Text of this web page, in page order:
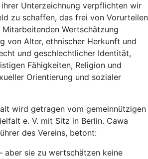
Unterzeichnung verpflichten wir
zu schaffen, das frei von Vorurteilen
Wertschätzung
von Alter, ethnischer Herkunft und
und geschlechtlicher Identität,
Fähigkeiten, Religion und
Orientierung und sozialer
wird getragen vom gemeinnützigen
e. V. mit Sitz in Berlin. Cawa
des Vereins, betont:
aber sie zu wertschätzen keine